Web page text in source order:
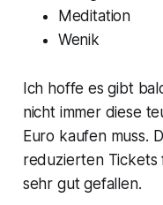
Meditation
Wenik
Ich hoffe es gibt
nicht immer diese
Euro kaufen muss.
reduzierten Tickets
sehr gut gefallen.